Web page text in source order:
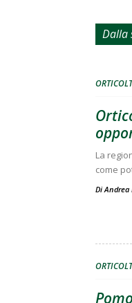
Dalla
La
come
DiAndrea